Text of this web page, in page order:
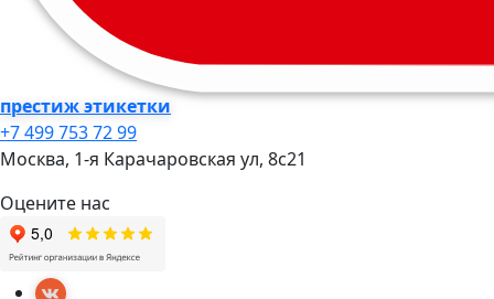
престиж этикетки
+7 499 753 72 99
Москва, 1-я Карачаровская ул, 8c21
Оцените нас